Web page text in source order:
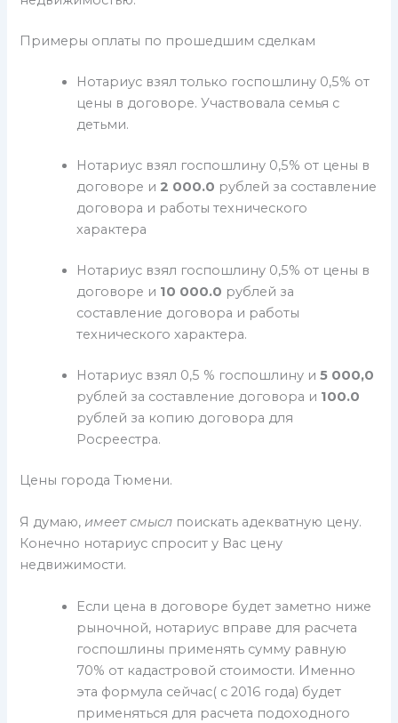
Примеры оплаты по прошедшим сделкам
Нотариус взял только госпошлину 0,5% от
цены в договоре. Участвовала семья с
детьми.
Нотариус взял госпошлину 0,5% от цены в
договоре и 2 000.0 рублей за составление
договора и работы технического
характера
Нотариус взял госпошлину 0,5% от цены в
договоре и 10 000.0 рублей за
составление договора и работы
технического характера.
Нотариус взял 0,5 % госпошлину и5 000,0
рублей за составление договора и 100.0
рублей за копию договора для
Росреестра.
Цены города Тюмени.
Я думаю,имеет смысл поискать адекватную цену.
Конечно нотариус спросит у Вас цену
недвижимости.
Если цена в договоре будет заметно ниже
рыночной, нотариус вправе для расчета
госпошлины применять сумму равную
70% от кадастровой стоимости. Именно
эта формула сейчас( с 2016 года) будет
применяться для расчета подоходного